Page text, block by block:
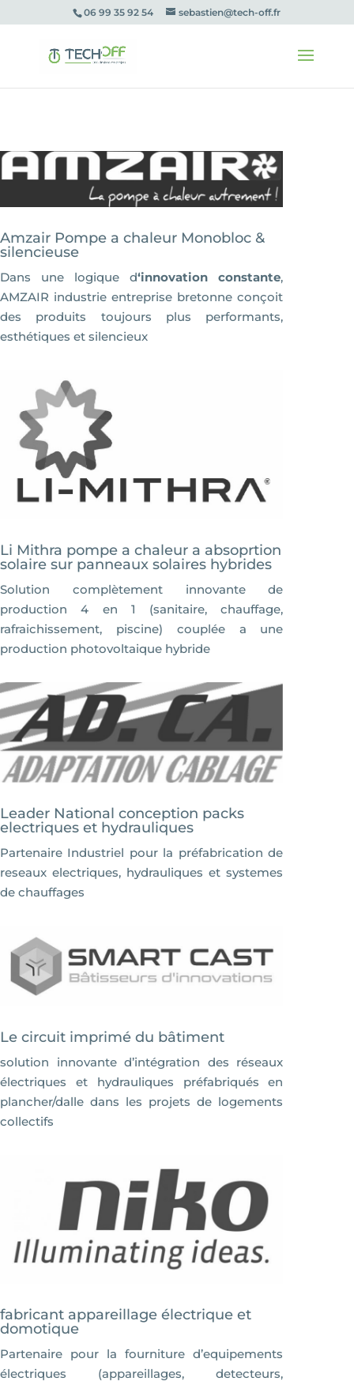
06 99 35 92 54 sebastien@tech-off.fr
Amzair Pompe a chaleur Monobloc &
silencieuse
Dans une logique d‘innovation constante,
AMZAIR industrie entreprise bretonne conçoit
des produits toujours plus performants,
esthétiques et silencieux
Li Mithra pompe a chaleur a absoprtion
solaire sur panneaux solaires hybrides
Solution complètement innovante de
production 4 en 1 (sanitaire, chauffage,
rafraichissement, piscine) couplée a une
production photovoltaique hybride
Leader National conception packs
electriques et hydrauliques
Partenaire Industriel pour la préfabrication de
reseaux electriques, hydrauliques et systemes
de chauffages
Le circuit imprimé du bâtiment
solution innovante d’intégration des réseaux
électriques et hydrauliques préfabriqués en
plancher/dalle dans les projets de logements
collectifs
fabricant appareillage électrique et
domotique
Partenaire pour la fourniture d’equipements
électriques (appareillages, detecteurs,